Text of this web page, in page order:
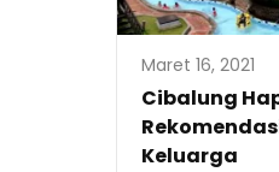
Maret 16, 2021
Cibalung
Keluarga